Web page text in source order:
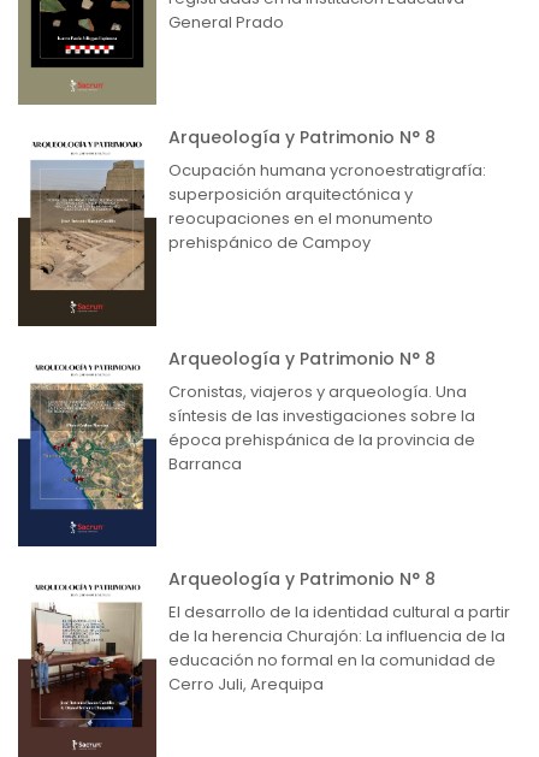
General Prado
Arqueología y Patrimonio N° 8
Ocupación humana ycronoestratigrafía:
superposición arquitectónica y
reocupaciones en el monumento
prehispánico de Campoy
Arqueología y Patrimonio N° 8
Cronistas, viajeros y arqueología. Una
síntesis de las investigaciones sobre la
época prehispánica de la provincia de
Barranca
Arqueología y Patrimonio N° 8
El desarrollo de la identidad cultural a partir
de la herencia Churajón: La influencia de la
educación no formal en la comunidad de
Cerro Juli, Arequipa